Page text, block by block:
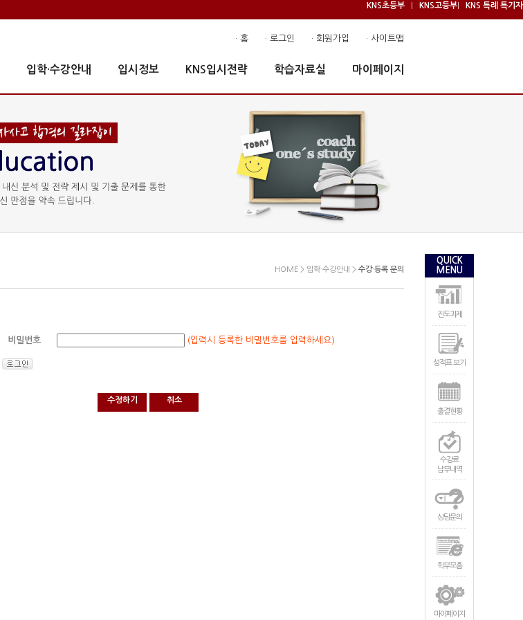
KNS초등부 KNS고등부 KNS 특례 특기자
· 홈 · 로그인 · 회원가입 · 사이트맵
입학·수강안내 입시정보 KNS입시전략 학습자료실 마이페이지
HOME > 입학·수강안내 > 수강·등록 문의
비밀번호 (입력시 등록한 비밀번호를 입력하세요)
수정하기 취소
QUICK
MENU
진도과제
성적표 보기
출결현황
수강료
납부내역
상담문의
힉부모홈
마이페이지